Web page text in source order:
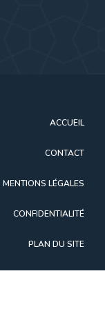
ACCUEIL
CONTACT
MENTIONS LÉGALES
CONFIDENTIALITÉ
PLAN DU SITE